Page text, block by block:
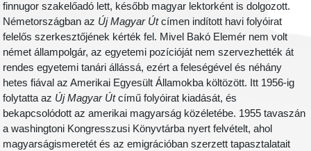
finnugor szakelőadó lett, később magyar lektorként is dolgozott.
Németországban az Új Magyar Útcímen indított havi folyóirat
felelős szerkesztőjének kérték fel. Mivel Bakó Elemér nem volt
német állampolgár, az egyetemi pozícióját nem szervezhették át
rendes egyetemi tanári állássá, ezért a feleségével és néhány
hetes fiával az Amerikai Egyesült Államokba költözött. Itt 1956-ig
folytatta az Új Magyar Útcímű folyóirat kiadását, és
bekapcsolódott az amerikai magyarság közéletébe. 1955 tavaszán
a washingtoni Kongresszusi Könyvtárba nyert felvételt, ahol
magyarságismeretét és az emigrációban szerzett tapasztalatait